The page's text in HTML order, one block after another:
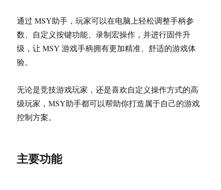
手
柄
配
通过 MSY助手，玩家可以在电脑上轻松调整手柄参
数、自定义按键功能、录制宏操作，并进行固件升
级，让 MSY 游戏手柄拥有更加精准、舒适的游戏体
验。
无论是竞技游戏玩家，还是喜欢自定义操作方式的高
级玩家，MSY助手都可以帮助你打造属于自己的游戏
控制方案。
主要功能